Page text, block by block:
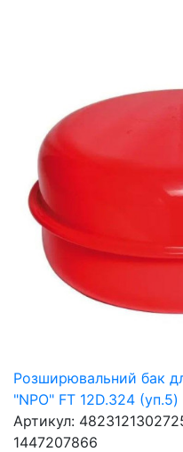
Розширювальний бак
"NPO" FT 12D.324 (уп.5)
Артикул:
1447207866